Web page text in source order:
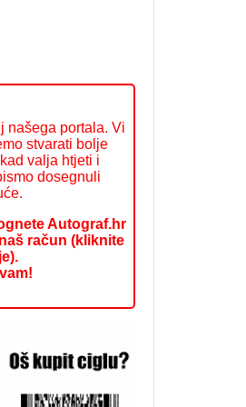
našega portala. Vi
stvarati bolje
valja htjeti i
dosegnuli
Autograf.hr
račun (kliknite